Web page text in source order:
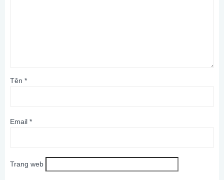
Tên *
Email *
Trang web